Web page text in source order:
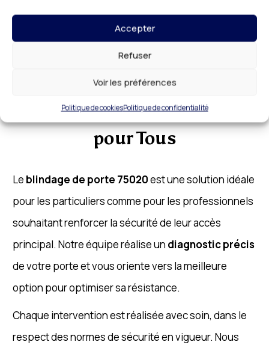
Accepter
Refuser
Voir les préférences
Politique de cookiesPolitique de confidentialité
Travaux de Blindage de Porte
75020 : Sécurisation Efficace
pour Tous
Le blindage de porte 75020est une solution idéale
pour les particuliers comme pour les professionnels
souhaitant renforcer la sécurité de leur accès
principal. Notre équipe réalise un diagnostic précis
de votre porte et vous oriente vers la meilleure
option pour optimiser sa résistance.
Chaque intervention est réalisée avec soin, dans le
respect des normes de sécurité en vigueur. Nous